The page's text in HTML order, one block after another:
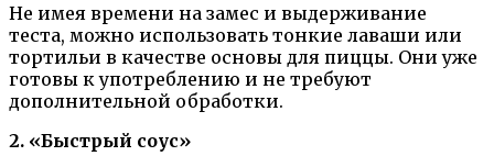
Не имея времени на замес и выдерживание
теста, можно использовать тонкие лаваши или
тортильи в качестве основы для пиццы. Они уже
готовы к употреблению и не требуют
дополнительной обработки.
2. «Быстрый соус»